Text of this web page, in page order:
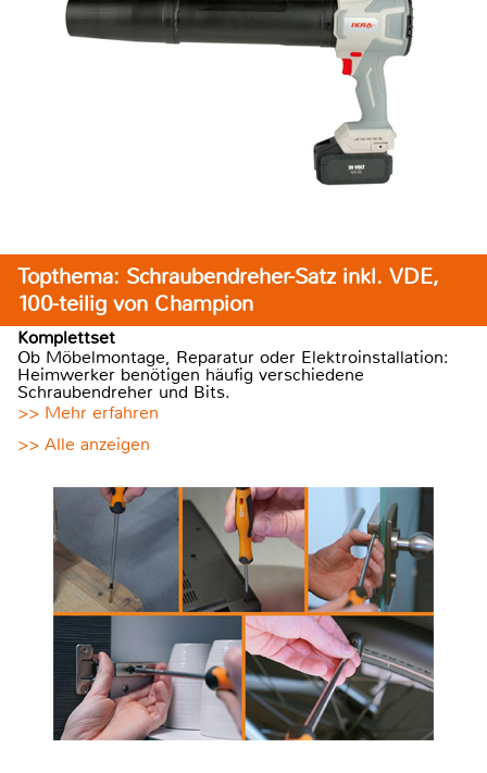
Topthema: Schraubendreher-Satz inkl. VDE,
100-teilig von Champion
Komplettset
Ob Möbelmontage, Reparatur oder Elektroinstallation:
Heimwerker benötigen häufig verschiedene
Schraubendreher und Bits.
>> Mehr erfahren
>> Alle anzeigen